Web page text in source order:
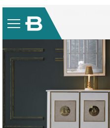
Home Decor
-45%